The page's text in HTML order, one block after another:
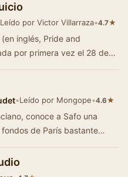
Leído por Victor Villarraza•4.7★
inglés, Pride and
por primera vez el 28 de
•Leído por Mongope•4.6★
conoce a Safo una
de París bastante